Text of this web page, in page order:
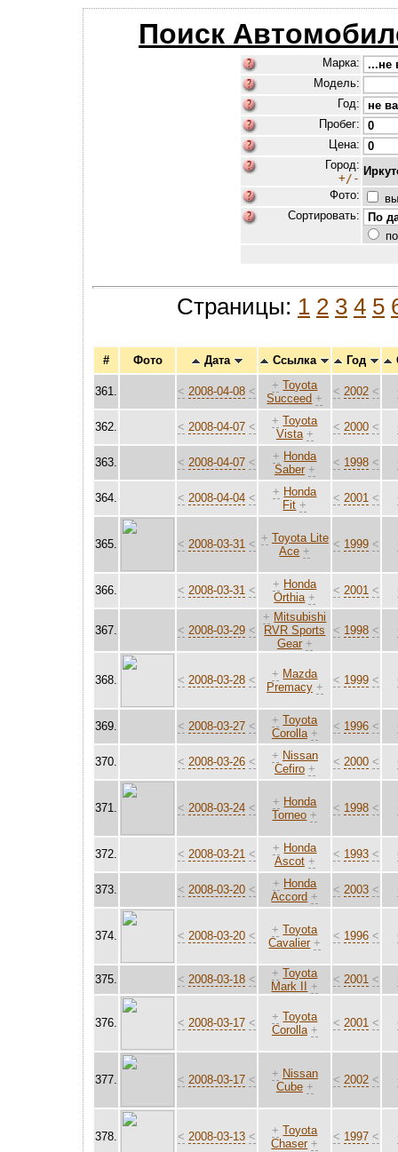
Поиск
Марка:
Модель:
Год:
Пробег:
Цена:
Город:
+/-
Фото:
Сортировать:
Страницы: 1 2 3 4 5
# Фото Дата Ссылка Год
361. < 2008-04-08 < + Toyota
Succeed +
< 2002 <
362. < 2008-04-07 < + Toyota
Vista +
< 2000 <
363. < 2008-04-07 < + Honda
Saber +
< 1998 <
364. < 2008-04-04 < + Honda
Fit +
< 2001 <
365. < 2008-03-31 < + Toyota Lite
Ace +
< 1999 <
366. < 2008-03-31 < + Honda
Orthia +
< 2001 <
367. < 2008-03-29 <
+ Mitsubishi
RVR Sports
Gear +
< 1998 <
368. < 2008-03-28 < + Mazda
Premacy +
< 1999 <
369. < 2008-03-27 < + Toyota
Corolla +
< 1996 <
370. < 2008-03-26 < + Nissan
Cefiro +
< 2000 <
371. < 2008-03-24 < + Honda
Torneo +
< 1998 <
372. < 2008-03-21 < + Honda
Ascot +
< 1993 <
373. < 2008-03-20 < + Honda
Accord +
< 2003 <
374. < 2008-03-20 < + Toyota
Cavalier +
< 1996 <
375. < 2008-03-18 < + Toyota
Mark II
+
< 2001 <
376. < 2008-03-17 < + Toyota
Corolla +
< 2001 <
377. < 2008-03-17 < + Nissan
Cube +
< 2002 <
378. < 2008-03-13 < + Toyota
Chaser +
< 1997 <